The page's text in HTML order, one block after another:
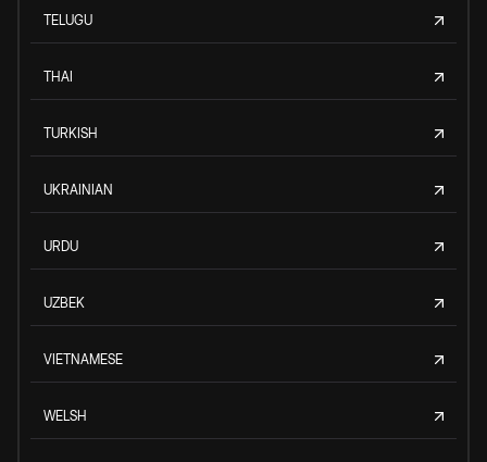
TELUGU
THAI
TURKISH
UKRAINIAN
URDU
UZBEK
VIETNAMESE
WELSH